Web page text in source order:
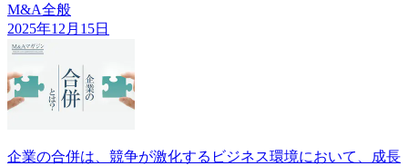
M&A全般
2025年12月15日
企業の合併は、競争が激化するビジネス環境において、成長